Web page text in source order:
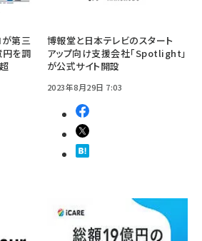
第三
を調
博報堂と日本テレビのスタート
アップ向け支援会社「Spotlight」
が公式サイト開設
2023年8月29日 7:03